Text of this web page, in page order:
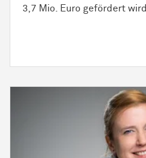
3,7 Mio. Euro gefördert wird.